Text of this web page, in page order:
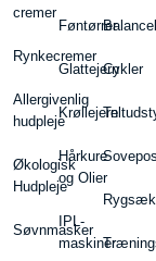
cremer
Rynkecremer
Allergivenlig
hudpleje
Økologisk
Hudpleje
Søvnmasker
Føntørrer
Glattejern
Krøllejern
Hårkure
og Olier
IPL-
maskiner
Cykler